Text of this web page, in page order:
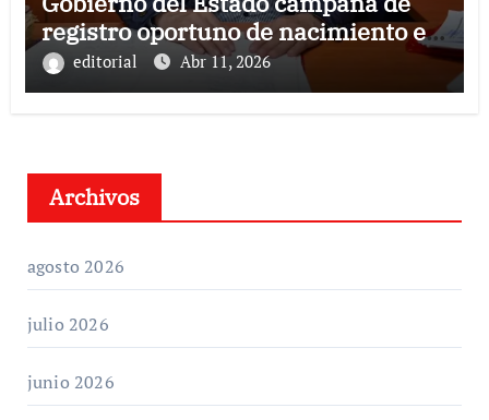
registro oportuno de nacimiento en
Córdoba
editorial Abr 11, 2026
Archivos
agosto 2026
julio 2026
junio 2026